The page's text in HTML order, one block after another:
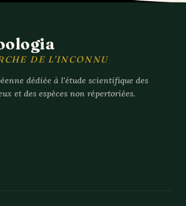
DE L'INCONNU
dédiée à l'étude scientifique des
et des espèces non répertoriées.